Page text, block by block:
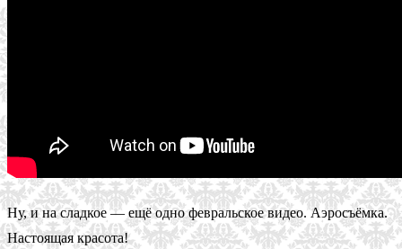
Ну, и на сладкое — ещё одно февральское видео. Аэросъёмка.
Настоящая красота!